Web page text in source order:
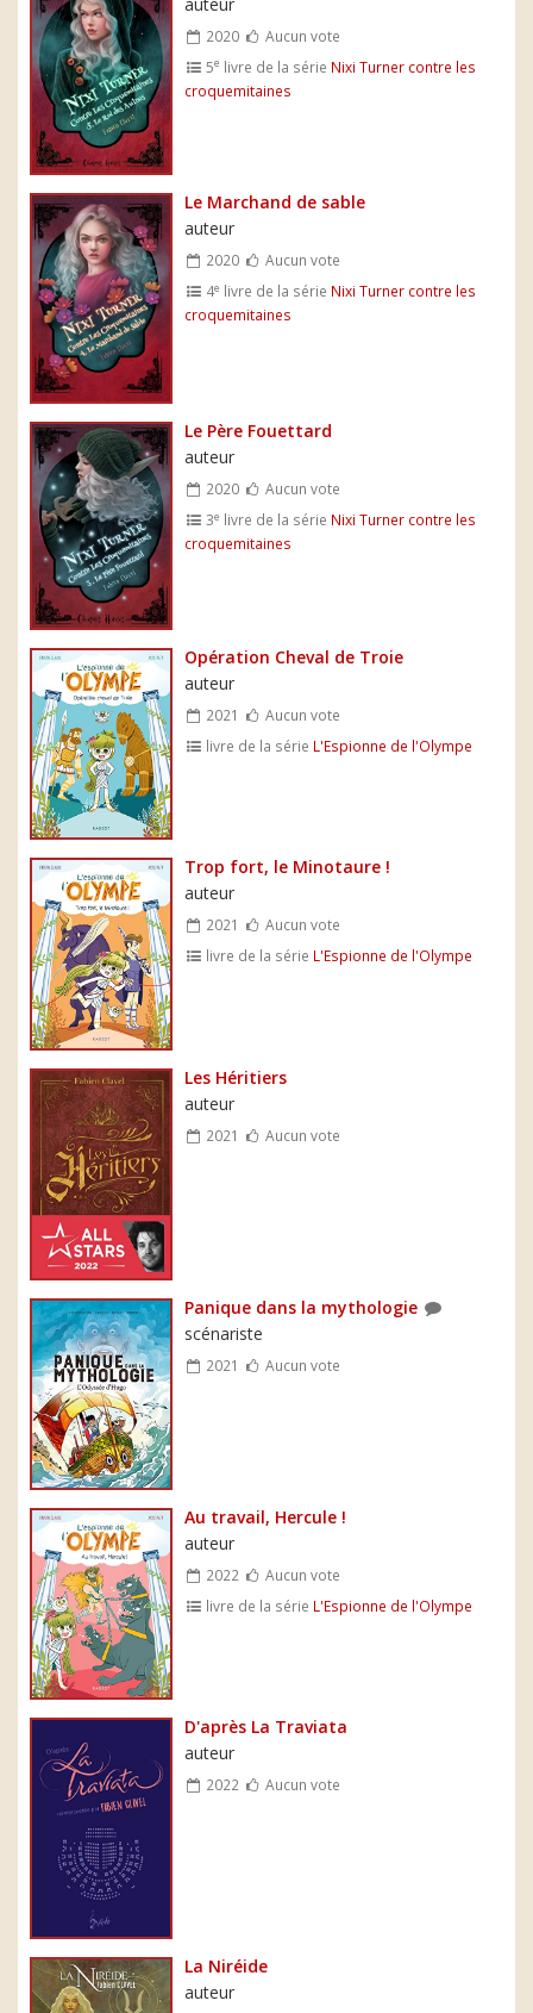
2020
Aucun vote
5e livre de la série Nixi Turner contre les
croquemitaines
Le Marchand de sable
auteur
2020
Aucun vote
4e livre de la série Nixi Turner contre les
croquemitaines
Le Père Fouettard
auteur
2020
Aucun vote
3e livre de la série Nixi Turner contre les
croquemitaines
Opération Cheval de Troie
auteur
2021
Aucun vote
livre de la série L'Espionne de l'Olympe
Trop fort, le Minotaure !
auteur
2021
Aucun vote
livre de la série L'Espionne de l'Olympe
Les Héritiers
auteur
2021 Aucun vote
Panique dans la mythologie
scénariste
2021 Aucun vote
Au travail, Hercule !
auteur
2022
Aucun vote
livre de la série L'Espionne de l'Olympe
D'après La Traviata
auteur
2022 Aucun vote
La Niréide
auteur